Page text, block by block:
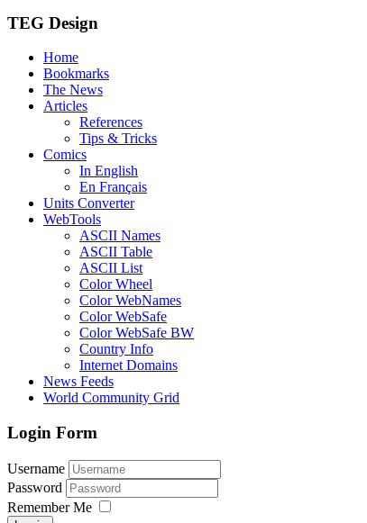
TEG Design
Home
Bookmarks
The News
Articles
References
Tips & Tricks
Comics
In English
En Français
Units Converter
WebTools
ASCII Names
ASCII Table
ASCII List
Color Wheel
Color WebNames
Color WebSafe
Color WebSafe BW
Country Info
Internet Domains
News Feeds
World Community Grid
Login Form
Username
Password
Remember Me